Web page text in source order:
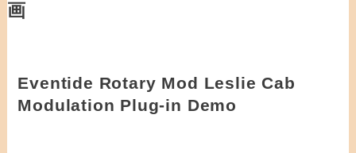
画
Eventide Rotary Mod Leslie Cab
Modulation Plug-in Demo